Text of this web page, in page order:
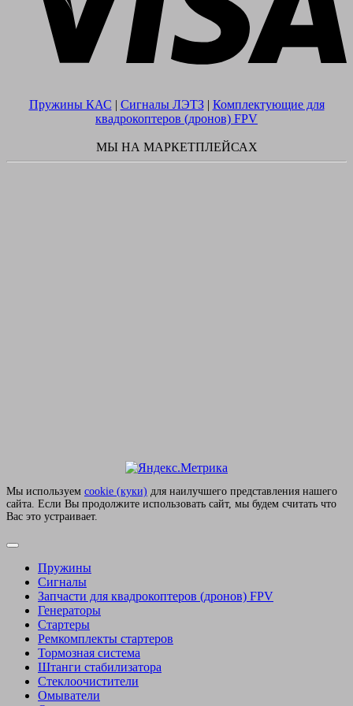
Пружины КАС | Сигналы ЛЭТЗ| Комплектующие для
квадрокоптеров (дронов) FPV
МЫ НА МАРКЕТПЛЕЙСАХ
Мы используем сookie (куки) для наилучшего представления нашего
сайта. Если Вы продолжите использовать сайт, мы будем считать что
Вас это устраивает.
Пружины
Сигналы
Запчасти для квадрокоптеров (дронов) FPV
Генераторы
Стартеры
Ремкомплекты стартеров
Тормозная система
Штанги стабилизатора
Стеклоочистители
Омыватели